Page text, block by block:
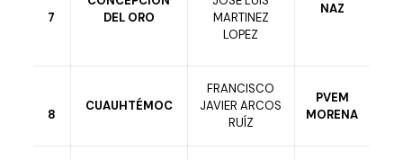
7
DEL ORO
MARTINEZ
LOPEZ
NAZ
8
CUAUHTÉMOC
FRANCISCO
JAVIER ARCOS
RUÍZ
PVEM
MORENA